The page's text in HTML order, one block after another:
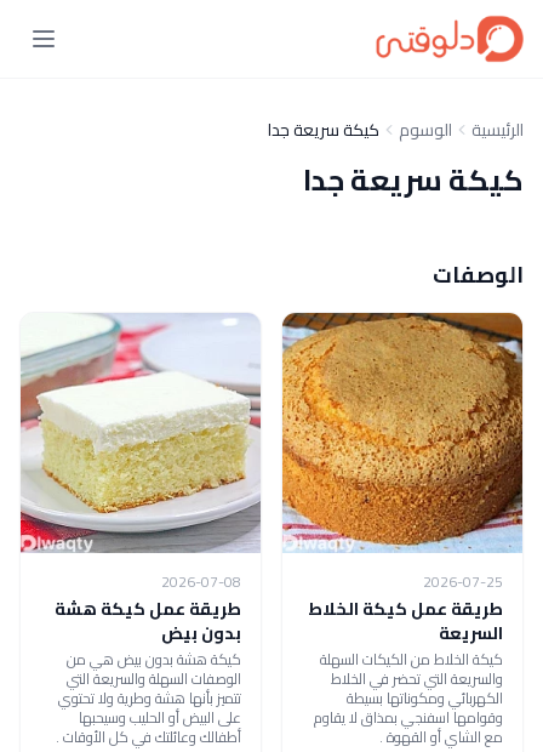
الرئيسية الوسوم كيكة سريعة جدا
كيكة سريعة جدا
الوصفات
2026-07-25
طريقة عمل كيكة الخلاط
السريعة
كيكة الخلاط من الكيكات السهلة
والسريعة التي تحضر في الخلاط
الكهربائي ومكوناتها بسيطة
وقوامها اسفنجي بمذاق لا يقاوم
مع الشاي أو القهوة .
2026-07-08
طريقة عمل كيكة هشة
بدون بيض
كيكة هشة بدون بيض هي من
الوصفات السهلة والسريعة التي
تتميز بأنها هشة وطرية ولا تحتوي
على البيض أو الحليب وسيحبها
أطفالك وعائلتك في كل الأوقات .